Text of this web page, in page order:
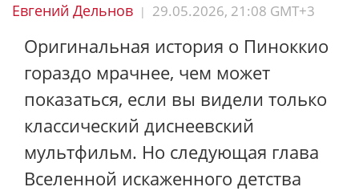
Евгений Дельнов | 29.05.2026, 21:08 GMT+3
Оригинальная история о Пиноккио
гораздо мрачнее, чем может
показаться, если вы видели только
классический диснеевский
мультфильм. Но следующая глава
Вселенной искаженного детства